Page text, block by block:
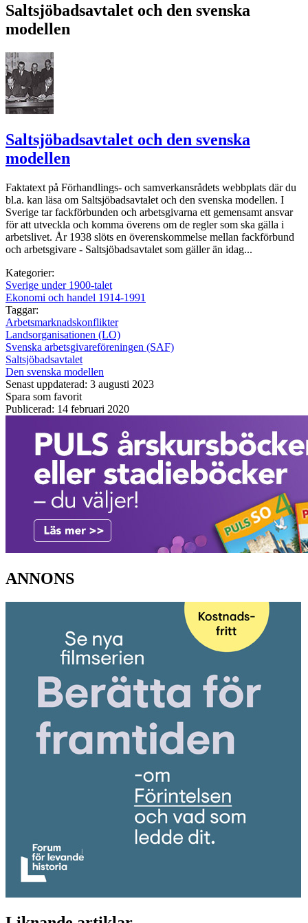
Saltsjöbadsavtalet och den svenska
modellen
Saltsjöbadsavtalet och den svenska
modellen
Faktatext på Förhandlings- och samverkansrådets webbplats där du
bl.a. kan läsa om Saltsjöbadsavtalet och den svenska modellen. I
Sverige tar fackförbunden och arbetsgivarna ett gemensamt ansvar
för att utveckla och komma överens om de regler som ska gälla i
arbetslivet. År 1938 slöts en överenskommelse mellan fackförbund
och arbetsgivare - Saltsjöbadsavtalet som gäller än idag...
Kategorier:
Sverige under 1900-talet
Ekonomi och handel 1914-1991
Taggar:
Arbetsmarknadskonflikter
Landsorganisationen (LO)
Svenska arbetsgivareföreningen (SAF)
Saltsjöbadsavtalet
Den svenska modellen
Senast uppdaterad: 3 augusti 2023
Spara som favorit
Publicerad: 14 februari 2020
ANNONS